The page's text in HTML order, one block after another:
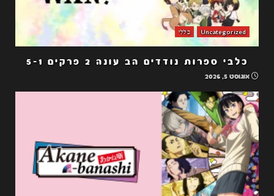
Uncategorized כללי
כלבי ספרות נודדים הב עונה 2 פרקים 5-1
אוגוסט 5, 2026